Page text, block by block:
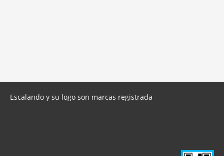
Escalando y su logo son marcas registrada